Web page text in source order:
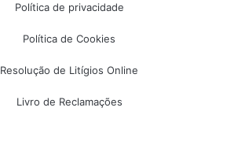
Política de privacidade
Política de Cookies
Resolução de Litígios Online
Livro de Reclamações